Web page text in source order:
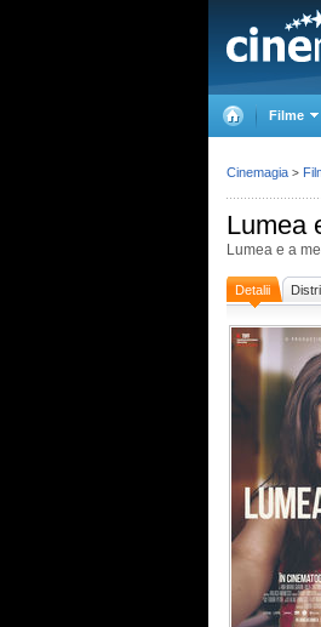
Filme
Lumea
Lumea e a
Detalii
Cinemagia >